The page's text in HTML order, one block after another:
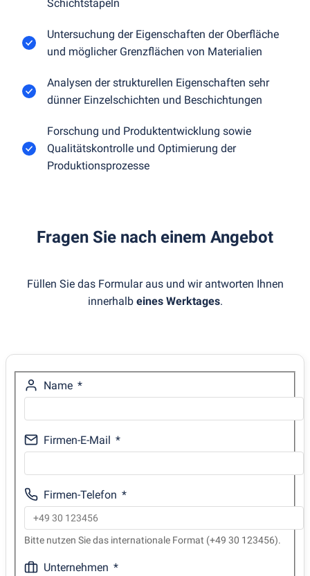
Schichtstapeln
Untersuchung der Eigenschaften der Oberfläche
und möglicher Grenzflächen von Materialien
Analysen der strukturellen Eigenschaften sehr
dünner Einzelschichten und Beschichtungen
Forschung und Produktentwicklung sowie
Qualitätskontrolle und Optimierung der
Produktionsprozesse
Fragen Sie nach einem Angebot
Füllen Sie das Formular aus und wir antworten Ihnen
innerhalb eines Werktages.
Name
Firmen-E-Mail
Firmen-Telefon
Bitte nutzen Sie das internationale Format (+49 30 123456).
Unternehmen